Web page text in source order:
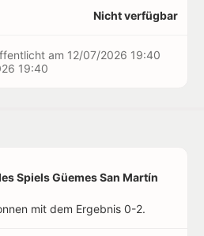
Nicht verfügbar
am 12/07/2026 19:40
19:40
Spiels Güemes San Martín
mit dem Ergebnis 0-2.